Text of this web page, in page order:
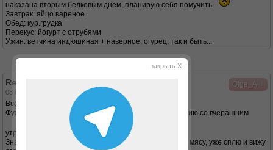
наказана вторым белковым днём, планирую себя помучить
Завтрак: яйцо вареное
Обед: кур.грудка
Перекус: йогурт с отрубями
Ужин: ветчина индюшиная + наверное, огурец, так и быть...
Olga_A
Re: И я с вами!
08 фев 2014, 14:20
Всем доброго дня!
Фух... можно выдыхать - снижение 300 гр по сравнению со вчерашним
утром
Значит, сегодня делаю-таки себе овощной салатик к мясу, уже сплю и вижу
закрыть X